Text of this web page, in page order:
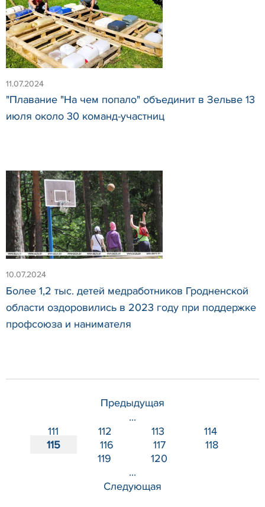
11.07.2024
"Плавание "На чем попало" объединит в Зельве 13
июля около 30 команд-участниц
10.07.2024
Более 1,2 тыс. детей медработников Гродненской
области оздоровились в 2023 году при поддержке
профсоюза и нанимателя
Предыдущая
...
111
112 113
114
115
116 117
118
119
120
...
Следующая